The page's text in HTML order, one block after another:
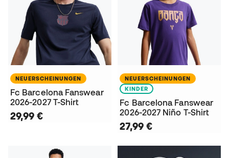
NEUERSCHEINUNGEN
Fc Barcelona Fanswear
2026-2027 T-Shirt
29,99 €
NEUERSCHEINUNGEN
KINDER
Fc Barcelona Fanswear
2026-2027 Niño T-Shirt
27,99 €